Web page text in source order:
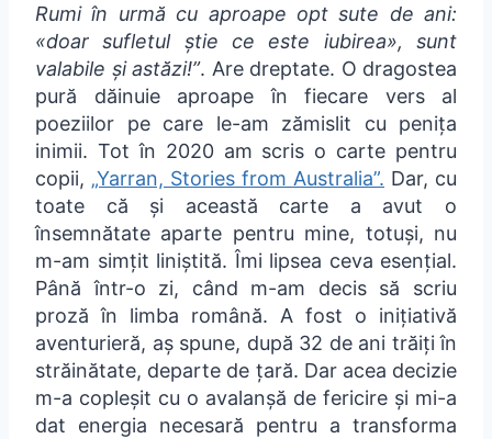
Rumi în urmă cu aproape opt sute de ani:
«doar sufletul știe ce este iubirea», sunt
valabile și astăzi!”. Are dreptate. O dragostea
pură dăinuie aproape în fiecare vers al
poeziilor pe care le-am zămislit cu penița
inimii. Tot în 2020 am scris o carte pentru
copii, „Yarran, Stories from Australia”. Dar, cu
toate că și această carte a avut o
însemnătate aparte pentru mine, totuși, nu
m-am simțit liniștită. Îmi lipsea ceva esențial.
Până într-o zi, când m-am decis să scriu
proză în limba română. A fost o inițiativă
aventurieră, aș spune, după 32 de ani trăiți în
străinătate, departe de țară. Dar acea decizie
m-a copleșit cu o avalanșă de fericire și mi-a
dat energia necesară pentru a transforma